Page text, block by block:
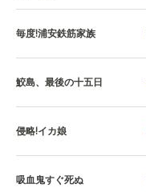
毎度!浦安鉄筋家族
鮫島、最後の十五日
侵略!イカ娘
吸血鬼すぐ死ぬ